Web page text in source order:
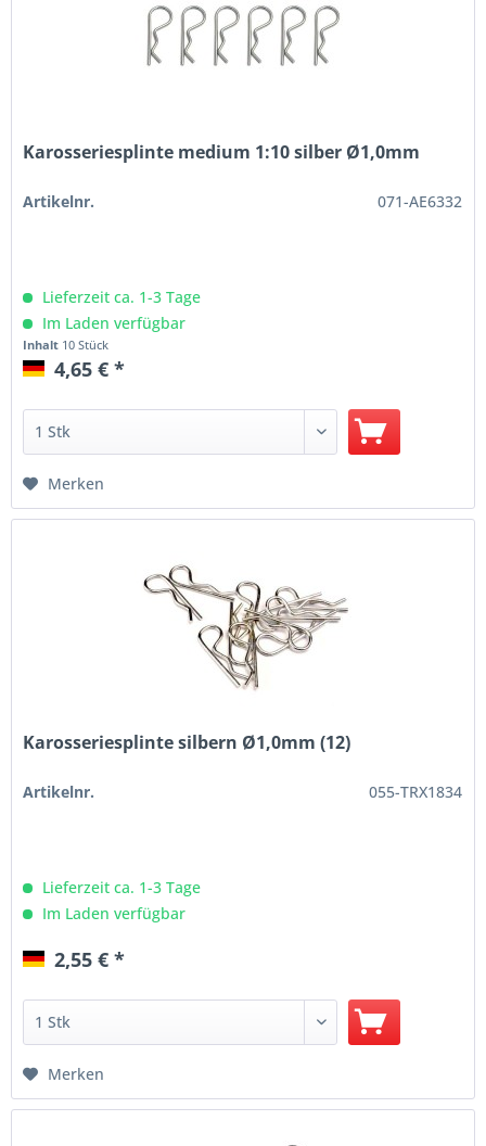
Karosseriesplinte medium 1:10 silber Ø1,0mm
Artikelnr. 071-AE6332
Lieferzeit ca. 1-3 Tage
Im Laden verfügbar
Inhalt 10 Stück
4,65 € *
Merken
Karosseriesplinte silbern Ø1,0mm (12)
Artikelnr. 055-TRX1834
Lieferzeit ca. 1-3 Tage
Im Laden verfügbar
2,55 € *
Merken